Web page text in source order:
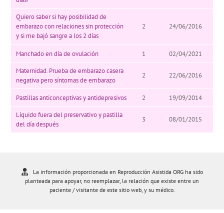
Quiero saber si hay posibilidad de
embarazo con relaciones sin protección
y si me bajó sangre a los 2 días
2 24/06/2016
Manchado en día de ovulación 1
02/04/2021
Maternidad. Prueba de embarazo casera
negativa pero síntomas de embarazo
2 22/06/2016
Pastillas anticonceptivas y antidepresivos 2
19/09/2014
Líquido fuera del preservativo y pastilla
del día después
3 08/01/2015
La información proporcionada en Reproducción Asistida ORG ha sido
planteada para apoyar, no reemplazar, la relación que existe entre un
paciente / visitante de este sitio web, y su médico.